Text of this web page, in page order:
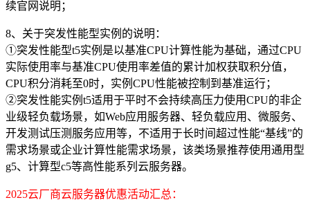
续官网说明；
8、关于突发性能型实例的说明：
①突发性能型t5实例是以基准CPU计算性能为基础，通过CPU
实际使用率与基准CPU使用率差值的累计加权获取积分值，
CPU积分消耗至0时，实例CPU性能被控制到基准运行；
②突发性能实例t5适用于平时不会持续高压力使用CPU的非企
业级轻负载场景，如Web应用服务器、轻负载应用、微服务、
开发测试压测服务应用等，不适用于长时间超过性能“基线”的
需求场景或企业计算性能需求场景，该类场景推荐使用通用型
g5、计算型c5等高性能系列云服务器。
2025云厂商云服务器优惠活动汇总：